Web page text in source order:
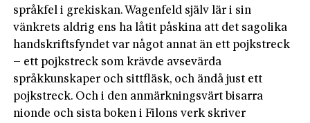
språkfel i grekiskan. Wagenfeld själv lär i sin
vänkrets aldrig ens ha låtit påskina att det sagolika
handskriftsfyndet var något annat än ett pojkstreck
– ett pojkstreck som krävde avsevärda
språkkunskaper och sittfläsk, och ändå just ett
pojkstreck. Och i den anmärkningsvärt bisarra
nionde och sista boken i Filons verk skriver